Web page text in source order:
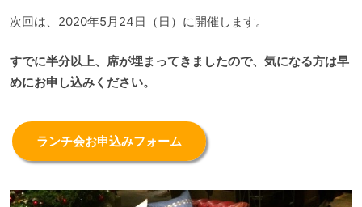
次回は、2020年5月24日（日）に開催します。
すでに半分以上、席が埋まってきましたので、気になる方は早
めにお申し込みください。
ランチ会お申込みフォーム